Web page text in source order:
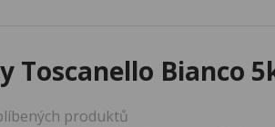
Toscanello Bianco
produktů